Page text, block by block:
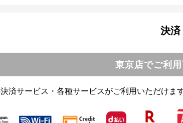
決
東京店でご利
済サービス・各種サービスがご利用いただけます